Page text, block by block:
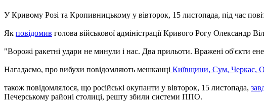
У Кривому Розі та Кропивницькому у вівторок, 15 листопада, під час
Як повідомив голова військової адміністрації Кривого Рогу Олександр
"Ворожі ракетні удари не минули і нас. Два прильоти. Вражені об'єкти
Нагадаємо, про вибухи повідомляють мешканці Київщини, Сум, Черкас,
також повідомлялося, що російські окупанти у вівторок, 15 листопада,
Печерському районі столиці, решту збили системи ППО.